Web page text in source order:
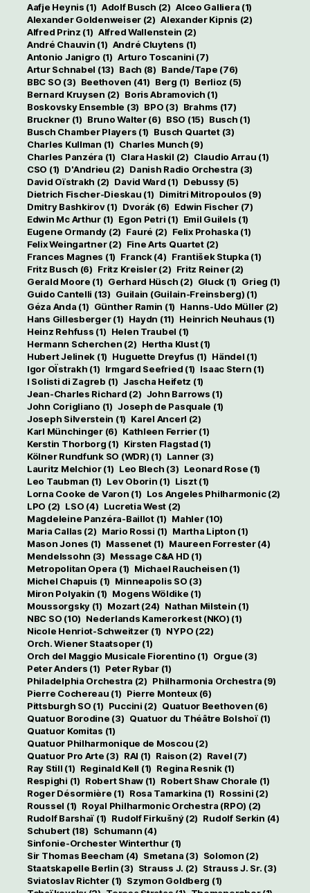
Aafje Heynis (1) Adolf Busch (2) Alceo Galliera (1)
Alexander Goldenweiser (2) Alexander Kipnis (2)
Alfred Prinz (1) Alfred Wallenstein (2)
André Chauvin (1) André Cluytens (1)
Antonio Janigro (1) Arturo Toscanini (7)
Artur Schnabel (13) Bach (8) Bande/Tape (76)
BBC SO (3) Beethoven (41) Berg (1) Berlioz (5)
Bernard Kruysen (2) Boris Abramovich (1)
Boskovsky Ensemble (3) BPO (3) Brahms (17)
Bruckner(1) Bruno Walter(6) BSO (15) Busch (1)
Busch Chamber Players (1) Busch Quartet(3)
Charles Kullman (1) Charles Munch (9)
Charles Panzéra (1) Clara Haskil (2) Claudio Arrau (1)
CSO (1) D'Andrieu (2) Danish Radio Orchestra (3)
David Oïstrakh (2) David Ward (1) Debussy(5)
Dietrich Fischer-Dieskau (1) Dimitri Mitropoulos (9)
Dmitry Bashkirov(1) Dvorák (6) Edwin Fischer(7)
Edwin Mc Arthur(1) Egon Petri (1) Emil Guilels (1)
Eugene Ormandy (2) Fauré (2) Felix Prohaska (1)
Felix Weingartner(2) Fine Arts Quartet(2)
Frances Magnes (1) Franck(4) František Stupka (1)
Fritz Busch (6) Fritz Kreisler(2) Fritz Reiner(2)
Gerald Moore (1) Gerhard Hüsch (2) Gluck (1) Grieg (1)
Guido Cantelli (13) Guilain (Guilain-Freinsberg) (1)
Géza Anda (1) Günther Ramin (1) Hanns-Udo Müller (2)
Hans Gillesberger(1) Haydn (11) Heinrich Neuhaus (1)
Heinz Rehfuss (1) Helen Traubel (1)
Hermann Scherchen (2) Hertha Klust(1)
Hubert Jelinek (1) Huguette Dreyfus (1) Händel (1)
Igor OÏstrakh (1) Irmgard Seefried (1) Isaac Stern (1)
I Solisti di Zagreb (1) Jascha Heifetz (1)
Jean-Charles Richard (2) John Barrows (1)
John Corigliano (1) Joseph de Pasquale (1)
Joseph Silverstein (1) Karel Ancerl (2)
Karl Münchinger(6) Kathleen Ferrier(1)
Kerstin Thorborg (1) Kirsten Flagstad (1)
Kölner Rundfunk SO (WDR) (1) Lanner (3)
Lauritz Melchior(1) Leo Blech (3) Leonard Rose (1)
Leo Taubman (1) Lev Oborin (1) Liszt(1)
Lorna Cooke de Varon (1) Los Angeles Philharmonic(2)
LPO (2) LSO (4) Lucretia West (2)
Magdeleine Panzéra-Baillot(1) Mahler(10)
Maria Callas (2) Mario Rossi (1) Martha Lipton (1)
Mason Jones (1) Massenet(1) Maureen Forrester(4)
Mendelssohn (3) Message C&A HD (1)
Metropolitan Opera (1) Michael Raucheisen (1)
Michel Chapuis (1) Minneapolis SO (3)
Miron Polyakin (1) Mogens Wöldike (1)
Moussorgsky(1) Mozart(24) Nathan Milstein (1)
NBC SO (10) Nederlands Kamerorkest (NKO) (1)
Nicole Henriot-Schweitzer (1) NYPO (22)
Orch. Wiener Staatsoper(1)
Orch del Maggio Musicale Fiorentino (1) Orgue (3)
Peter Anders (1) Peter Rybar(1)
Philadelphia Orchestra (2) Philharmonia Orchestra (9)
Pierre Cochereau (1) Pierre Monteux (6)
Pittsburgh SO (1) Puccini (2) Quatuor Beethoven (6)
Quatuor Borodine (3) Quatuor du Théâtre Bolshoï(1)
Quatuor Komitas (1)
Quatuor Philharmonique de Moscou (2)
Quatuor Pro Arte (3) RAI (1) Raison (2) Ravel (7)
Ray Still (1) Reginald Kell (1) Regina Resnik(1)
Respighi (1) Robert Shaw(1) Robert Shaw Chorale (1)
Roger Désormière (1) Rosa Tamarkina (1) Rossini (2)
Roussel (1) Royal Philharmonic Orchestra (RPO) (2)
Rudolf Barshaï (1) Rudolf Firkušný(2) Rudolf Serkin (4)
Schubert(18) Schumann (4)
Sinfonie-Orchester Winterthur (1)
Sir Thomas Beecham (4) Smetana (3) Solomon (2)
Staatskapelle Berlin (3) Strauss J. (2) Strauss J. Sr. (3)
Sviatoslav Richter (1) Szymon Goldberg (1)